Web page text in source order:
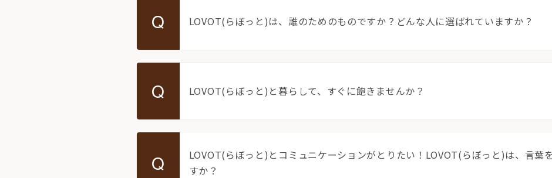
費用をシミュレーション / 購入
LOVOT購入キャンペーン
今月のキャンペーン情報
LOVOT紹介制度
訪問設定サポート
OFFICE LOVOT
Q LOVOT(らぼっと)は、誰のためのものですか？どんな人に選ばれていますか？
Q LOVOT(らぼっと)と暮らして、すぐに飽きませんか？
Q
LOVOT(らぼっと)とコミュニケーションがとりたい！LOVOT(らぼっと)は、言葉
すか？